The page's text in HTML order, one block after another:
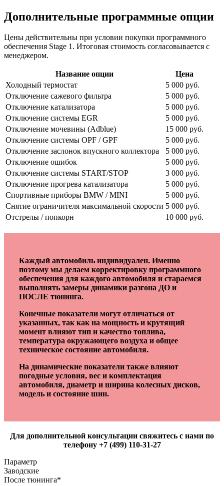
Дополнительные программные опции
Цены действительны при условии покупки программного
обеспечения Stage 1. Итоговая стоимость согласовывается с
менеджером.
Название опции
Цена
Холодный термостат
5 000 руб.
Отключение сажевого фильтра
5 000 руб.
Отключение катализатора
5 000 руб.
Отключение системы EGR
5 000 руб.
Отключение мочевины (Adblue)
15 000 руб.
Отключение системы OPF / GPF
5 000 руб.
Отключение заслонок впускного коллектора
5 000 руб.
Отключение ошибок
5 000 руб.
Отключение системы START/STOP
3 000 руб.
Отключение прогрева катализатора
5 000 руб.
Спортивные приборы BMW / MINI
5 000 руб.
Снятие ограничителя максимальной скорости 5 000 руб.
Отстрелы / попкорн
10 000 руб.
Каждый автомобиль индивидуален. Именно
поэтому мы делаем корректировку программного
обеспечения для каждого автомобиля и стараемся
выполнять замеры динамики разгона ДО и
ПОСЛЕ тюнинга.
Конечные показатели могут отличаться от
указанных, так как на мощность и крутящий
момент влияют тип и качество топлива,
температура окружающего воздуха и общее
техническое состояние автомобиля.
На динамические показатели также влияют
погодные условия, вес и комплектация
автомобиля, диаметр и ширина колесных дисков,
модель и состояние шин.
Для дополнительной консультации свяжитесь с нами по
телефону +7 (499) 110-31-27
Параметр
Заводские
После тюнинга*